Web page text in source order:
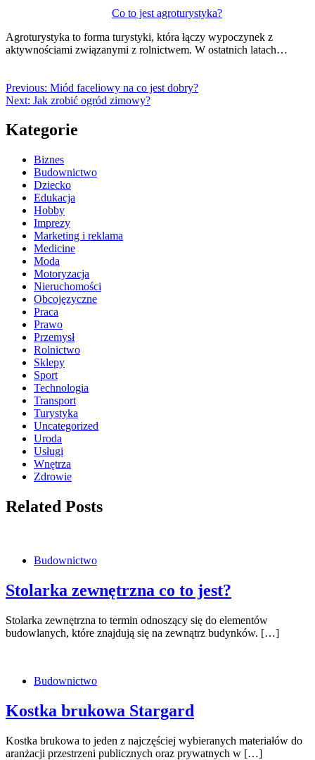
Co to jest agroturystyka?
Agroturystyka to forma turystyki, która łączy wypoczynek z
aktywnościami związanymi z rolnictwem. W ostatnich latach…
Previous: Miód faceliowy na co jest dobry?
Next: Jak zrobić ogród zimowy?
Kategorie
Biznes
Budownictwo
Dziecko
Edukacja
Hobby
Imprezy
Marketing i reklama
Medicine
Moda
Motoryzacja
Nieruchomości
Obcojęzyczne
Praca
Prawo
Przemysł
Rolnictwo
Sklepy
Sport
Technologia
Transport
Turystyka
Uncategorized
Uroda
Usługi
Wnętrza
Zdrowie
Related Posts
Budownictwo
Stolarka zewnętrzna co to jest?
Stolarka zewnętrzna to termin odnoszący się do elementów
budowlanych, które znajdują się na zewnątrz budynków. […]
Budownictwo
Kostka brukowa Stargard
Kostka brukowa to jeden z najczęściej wybieranych materiałów do
aranżacji przestrzeni publicznych oraz prywatnych w […]